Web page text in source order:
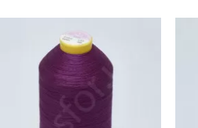
Туреччина
100% CF nylon